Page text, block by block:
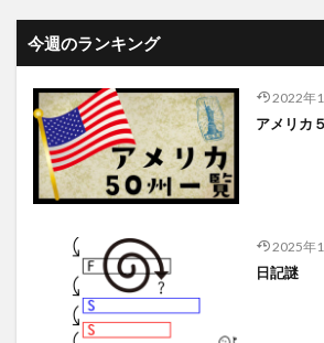
今週のランキング
2022年
アメリカ
2025年
日記謎